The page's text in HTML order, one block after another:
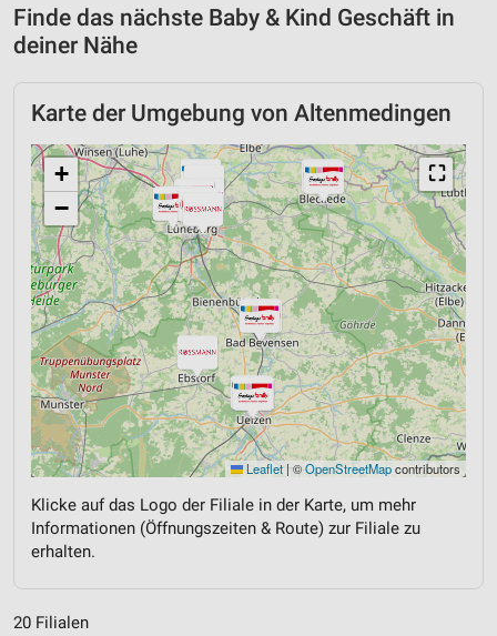
Finde das nächste Baby & Kind Geschäft in
deiner Nähe
Karte der Umgebung von Altenmedingen
⛶
+
−
Leaflet | ©OpenStreetMapcontributors
Klicke auf das Logo der Filiale in der Karte, um mehr
Informationen (Öffnungszeiten & Route) zur Filiale zu
erhalten.
20 Filialen